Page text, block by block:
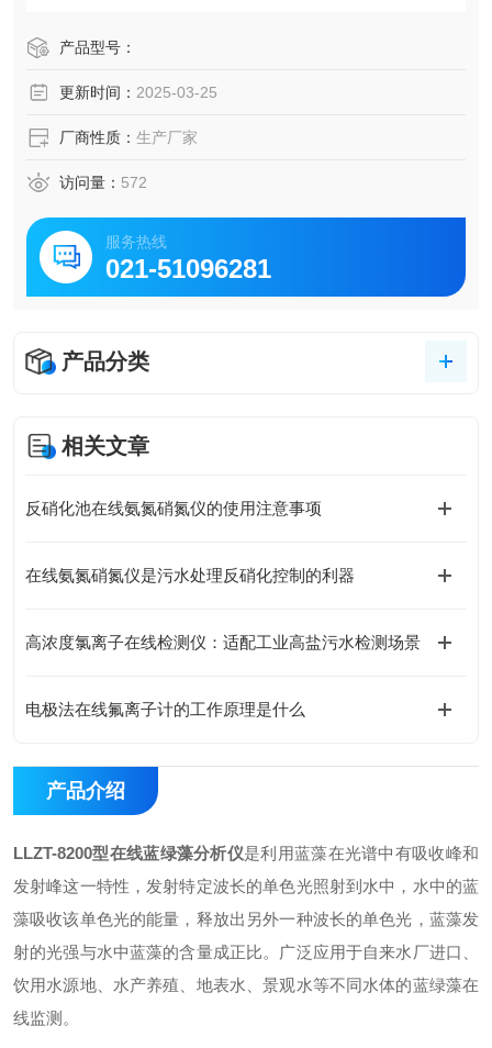
产品型号：
更新时间： 2025-03-25
厂商性质： 生产厂家
访问量： 572
服务热线
021-51096281
产品分类
相关文章
反硝化池在线氨氮硝氮仪的使用注意事项
在线氨氮硝氮仪是污水处理反硝化控制的利器
高浓度氯离子在线检测仪：适配工业高盐污水检测场景
电极法在线氟离子计的工作原理是什么
产品介绍
LLZT-8200型在线蓝绿藻分析仪是利用蓝藻在光谱中有吸收峰和
发射峰这一特性，发射特定波长的单色光照射到水中，水中的蓝
藻吸收该单色光的能量，释放出另外一种波长的单色光，蓝藻发
射的光强与水中蓝藻的含量成正比。广泛应用于自来水厂进口、
饮用水源地、水产养殖、地表水、景观水等不同水体的蓝绿藻在
线监测。